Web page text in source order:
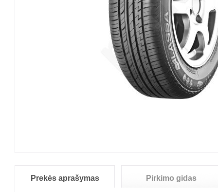
Prekės aprašymas Pirkimo gidas